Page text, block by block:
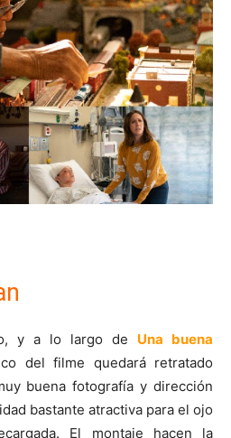
y a lo largo de Una buena
del filme quedará retratado
buena fotografía y dirección
bastante atractiva para el ojo
El montaje hacen la